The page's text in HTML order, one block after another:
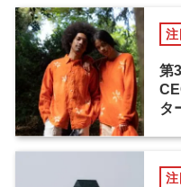
注
第
タ
注